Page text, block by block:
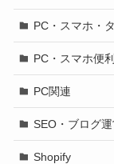
PC・スマホ・
PC・スマホ便
PC関連
SEO・ブログ
Shopify